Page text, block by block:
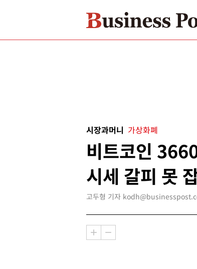
시장과머니 가상화폐
비트코인
시세 갈피 못
고두형 기자